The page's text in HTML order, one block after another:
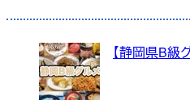
【静岡県B級